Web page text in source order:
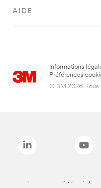
AIDE
Informations
Préférences
© 3M 2026. Tous
Les marques listées ci-